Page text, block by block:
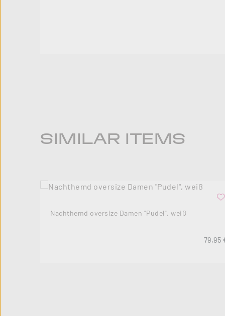
Produktgalerie überspringen
SIMILAR ITEMS
Nachthemd oversize Damen "Pudel", weiß
79,95